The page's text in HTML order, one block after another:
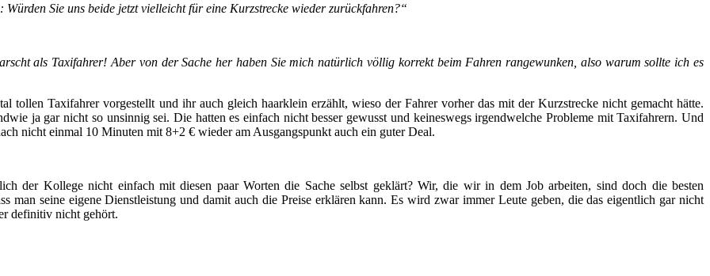
Sie uns beide jetzt vielleicht für eine Kurzstrecke wieder zurückfahren?“
als Taxifahrer! Aber von der Sache her haben Sie mich natürlich völlig korrekt beim Fahren rangewunken, also warum sollte ich es
tollen Taxifahrer vorgestellt und ihr auch gleich haarklein erzählt, wieso der Fahrer vorher das mit der Kurzstrecke nicht gemacht hätte.
ja gar nicht so unsinnig sei. Die hatten es einfach nicht besser gewusst und keineswegs irgendwelche Probleme mit Taxifahrern. Und
nicht einmal 10 Minuten mit 8+2 € wieder am Ausgangspunkt auch ein guter Deal.
der Kollege nicht einfach mit diesen paar Worten die Sache selbst geklärt? Wir, die wir in dem Job arbeiten, sind doch die besten
man seine eigene Dienstleistung und damit auch die Preise erklären kann. Es wird zwar immer Leute geben, die das eigentlich gar nicht
definitiv nicht gehört.